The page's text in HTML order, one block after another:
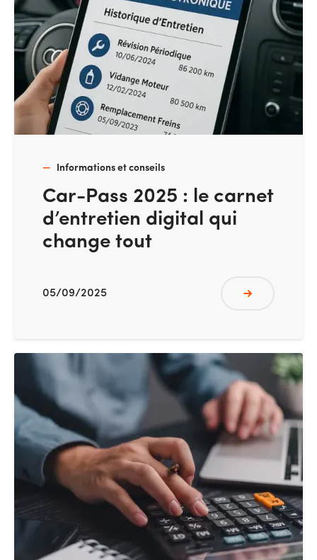
Informations et conseils
Car-Pass 2025 : le carnet
d’entretien digital qui
change tout
05/09/2025
Lire plus